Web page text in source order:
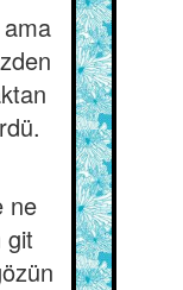
ne
git